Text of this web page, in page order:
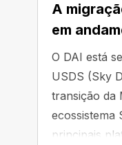
A
em
O DAI está
USDS (Sky
transição da
ecossistema
principais